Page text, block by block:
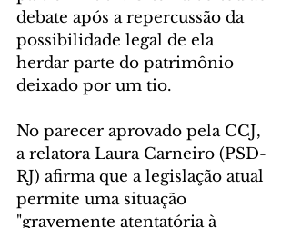
debate após a repercussão da
possibilidade legal de ela
herdar parte do patrimônio
deixado por um tio.
No parecer aprovado pela CCJ,
a relatora Laura Carneiro (PSD-
RJ) afirma que a legislação atual
permite uma situação
"gravemente atentatória à